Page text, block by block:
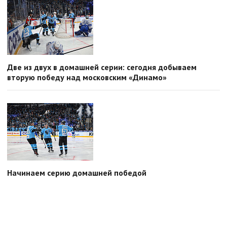
Две из двух в домашней серии: сегодня добываем
вторую победу над московским «Динамо»
Начинаем серию домашней победой